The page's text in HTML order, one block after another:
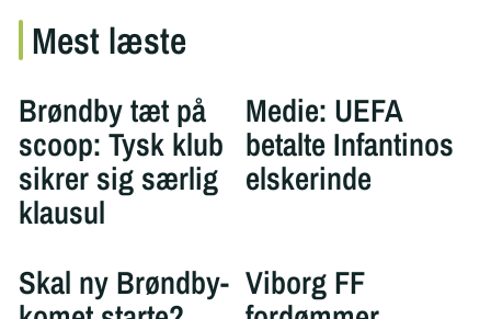
Mest læste
Brøndby tæt på
scoop: Tysk klub
sikrer sig særlig
klausul
Medie: UEFA
betalte Infantinos
elskerinde
Skal ny Brøndby- Viborg FF